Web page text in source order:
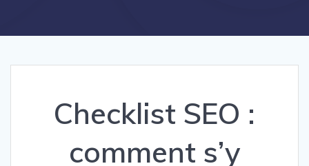
Checklist SEO :
comment s’y